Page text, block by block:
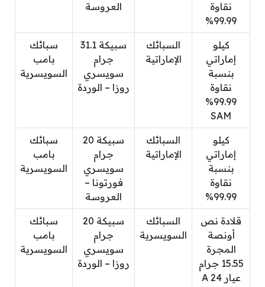
نقاوة
99.99%
العروسة
كيلو
إماراتي
بنسبة
نقاوة
99.99%
SAM
السبائك
الإماراتية
سبيكة 31.1
جرام
سويسري
روزا – الوردة
سبائك
بامب
السويسرية
كيلو
إماراتي
بنسبة
نقاوة
99.99%
السبائك
الإماراتية
سبيكة 20
جرام
سويسري
فورتونا –
العروسة
سبائك
بامب
السويسرية
قلادة نص
أونصة
المجرة
15.55 جرام
عيار 24 A
السبائك
السويسرية
سبيكة 20
جرام
سويسري
روزا – الوردة
سبائك
بامب
السويسرية